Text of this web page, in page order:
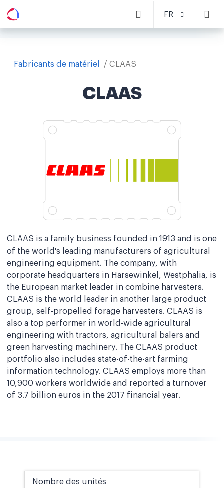
FR
Fabricants de matériel CLAAS
CLAAS
CLAAS is a family business founded in 1913 and is one
of the world's leading manufacturers of agricultural
engineering equipment. The company, with
corporate headquarters in Harsewinkel, Westphalia, is
the European market leader in combine harvesters.
CLAAS is the world leader in another large product
group, self-propelled forage harvesters. CLAAS is
also a top performer in world-wide agricultural
engineering with tractors, agricultural balers and
green harvesting machinery. The CLAAS product
portfolio also includes state-of-the-art farming
information technology. CLAAS employs more than
10,900 workers worldwide and reported a turnover
of 3.7 billion euros in the 2017 financial year.
Nombre des unités